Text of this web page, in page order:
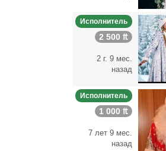
Исполнитель
2 500 ₶
2 г. 9 мес.
назад
Исполнитель
1 000 ₶
7 лет 9 мес.
назад